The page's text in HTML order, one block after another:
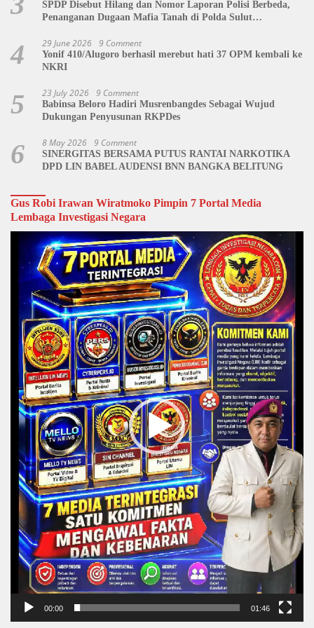
SPDP Disebut Hilang dan Nomor Laporan Polisi Berbeda,
Penanganan Dugaan Mafia Tanah di Polda Sulut
4 29 June 2026 9 Comment
Yonif 410/Alugoro berhasil merebut hati 37 OPM kembali ke
NKRI
5 23 July 2026 9 Comment
Babinsa Beloro Hadiri Musrenbangdes Sebagai Wujud
Dukungan Penyusunan RKPDes
6 8 May 2026 9 Comment
SINERGITAS BERSAMA PUTUS RANTAI NARKOTIKA
DPD LIN BABEL AUDENSI BNN BANGKA BELITUNG
Gus Robi Irawan Wiratmoko Pimpin 7 Portal Media
Lembaga Investigasi Negara
Video
Player
00:00 01:46